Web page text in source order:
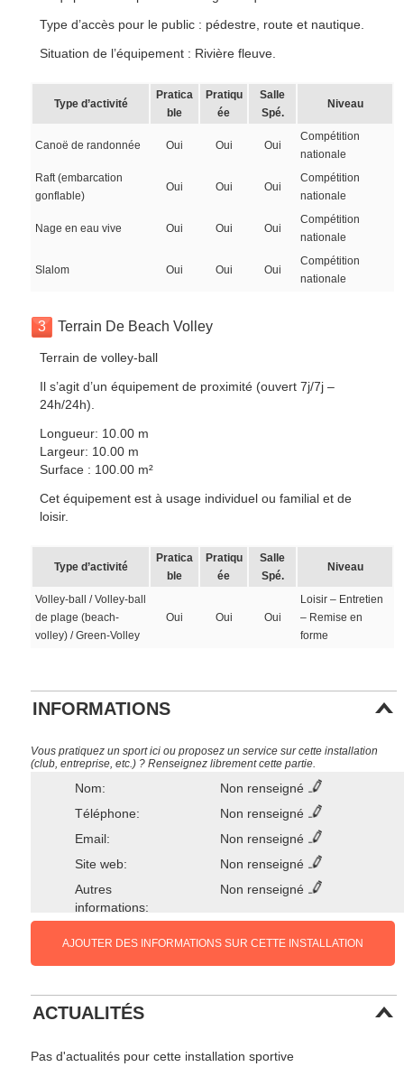
Type d’accès pour le public : pédestre, route et nautique.
Situation de l’équipement : Rivière fleuve.
Type d’activité
Pratica
ble
Pratiqu
ée
Salle
Spé.
Niveau
Canoë de randonnée Oui Oui Oui
Compétition
nationale
Raft (embarcation
gonflable)
Oui Oui Oui
Compétition
nationale
Nage en eau vive Oui Oui Oui
Compétition
nationale
Slalom Oui Oui Oui
Compétition
nationale
3 Terrain De Beach Volley
Terrain de volley-ball
Il s’agit d’un équipement de proximité (ouvert 7j/7j –
24h/24h).
Longueur: 10.00 m
Largeur: 10.00 m
Surface : 100.00 m²
Cet équipement est à usage individuel ou familial et de
loisir.
Type d’activité
Pratica
ble
Pratiqu
ée
Salle
Spé.
Niveau
Volley-ball / Volley-ball
de plage (beach-
volley) / Green-Volley
Oui Oui Oui
Loisir – Entretien
– Remise en
forme
INFORMATIONS
Vous pratiquez un sport ici ou proposez un service sur cette installation
(club, entreprise, etc.) ? Renseignez librement cette partie.
Nom:
Non renseigné
Téléphone:
Non renseigné
Email:
Non renseigné
Site web:
Non renseigné
Autres
informations:
Non renseigné
AJOUTER DES INFORMATIONS SUR CETTE INSTALLATION
ACTUALITÉS
Pas d'actualités pour cette installation sportive